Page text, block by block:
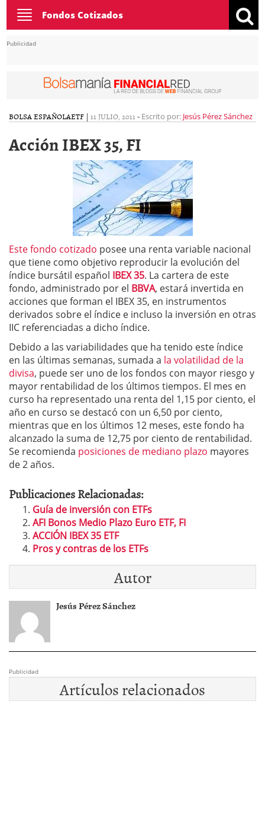
Toggle
navigation
Fondos Cotizados
Publicidad
BOLSA ESPAÑOLAETF | 11 JULIO, 2011 - Escrito por: Jesús Pérez Sánchez
Acción IBEX 35, FI
Este fondo cotizado posee una renta variable nacional
que tiene como objetivo reproducir la evolución del
índice bursátil español IBEX 35. La cartera de este
fondo, administrado por el BBVA, estará invertida en
acciones que forman el IBEX 35, en instrumentos
derivados sobre el índice e incluso la inversión en otras
IIC referenciadas a dicho índice.
Debido a las variabilidades que ha tenido este índice
en las últimas semanas, sumada a la volatilidad de la
divisa, puede ser uno de los fondos con mayor riesgo y
mayor rentabilidad de los últimos tiempos. El mes en
curso ha representado una renta del 1,15 por ciento, el
año en curso se destacó con un 6,50 por ciento,
mientras que en los últimos 12 meses, este fondo ha
alcanzado la suma de 12,75 por ciento de rentabilidad.
Se recomienda posiciones de mediano plazo mayores
de 2 años.
Publicaciones Relacionadas:
Guía de inversión con ETFs
AFI Bonos Medio Plazo Euro ETF, FI
ACCIÓN IBEX 35 ETF
Pros y contras de los ETFs
Autor
Jesús Pérez Sánchez
Publicidad
Artículos relacionados